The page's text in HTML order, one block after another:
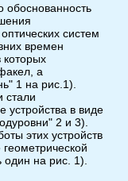
обоснованность
систем
времен
а
1 на рис.1).
стали
устройства в виде
2 и 3).
этих устройств
на рис. 1).